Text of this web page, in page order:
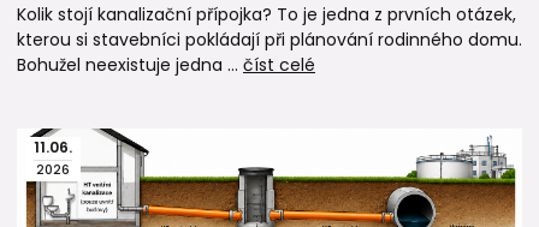
Kolik stojí kanalizační přípojka? To je jedna z prvních otázek,
kterou si stavebníci pokládají při plánování rodinného domu.
Bohužel neexistuje jedna ... číst celé
11.06.
2026